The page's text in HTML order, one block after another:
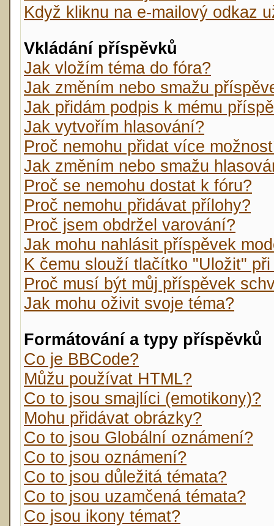
Když kliknu na e-mailový odkaz
Vkládání příspěvků
Jak vložím téma do fóra?
Jak změním nebo smažu
Jak přidám podpis k mému
Jak vytvořím hlasování?
Proč nemohu přidat více
Jak změním nebo smažu
Proč se nemohu dostat k fóru?
Proč nemohu přidávat přílohy?
Proč jsem obdržel varování?
Jak mohu nahlásit příspěvek
K čemu slouží tlačítko "Uložit"
Proč musí být můj příspěvek
Jak mohu oživit svoje téma?
Formátování a typy příspěvků
Co je BBCode?
Můžu používat HTML?
Co to jsou smajlíci (emotikony)?
Mohu přidávat obrázky?
Co to jsou Globální oznámení?
Co to jsou oznámení?
Co to jsou důležitá témata?
Co to jsou uzamčená témata?
Co jsou ikony témat?